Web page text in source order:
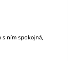
s ním spokojná,